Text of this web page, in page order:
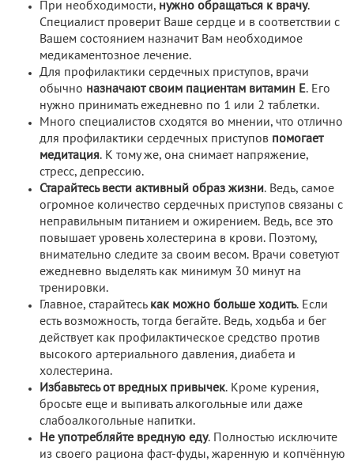
При необходимости, нужно обращаться к врачу.
Специалист проверит Ваше сердце и в соответствии с
Вашем состоянием назначит Вам необходимое
медикаментозное лечение.
Для профилактики сердечных приступов, врачи
обычно назначают своим пациентам витамин Е. Его
нужно принимать ежедневно по 1 или 2 таблетки.
Много специалистов сходятся во мнении, что отлично
для профилактики сердечных приступов помогает
медитация. К тому же, она снимает напряжение,
стресс, депрессию.
Старайтесь вести активный образ жизни. Ведь, самое
огромное количество сердечных приступов связаны с
неправильным питанием и ожирением. Ведь, все это
повышает уровень холестерина в крови. Поэтому,
внимательно следите за своим весом. Врачи советуют
ежедневно выделять как минимум 30 минут на
тренировки.
Главное, старайтесь как можно больше ходить. Если
есть возможность, тогда бегайте. Ведь, ходьба и бег
действует как профилактическое средство против
высокого артериального давления, диабета и
холестерина.
Избавьтесь от вредных привычек. Кроме курения,
бросьте еще и выпивать алкогольные или даже
слабоалкогольные напитки.
Не употребляйте вредную еду. Полностью исключите
из своего рациона фаст-фуды, жаренную и копчённую